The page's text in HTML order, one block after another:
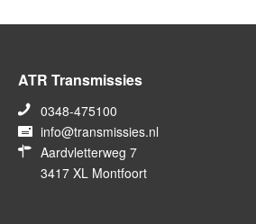
ATR Transmissies
0348-475100
info@transmissies.nl
Aardvletterweg 7
3417 XL Montfoort